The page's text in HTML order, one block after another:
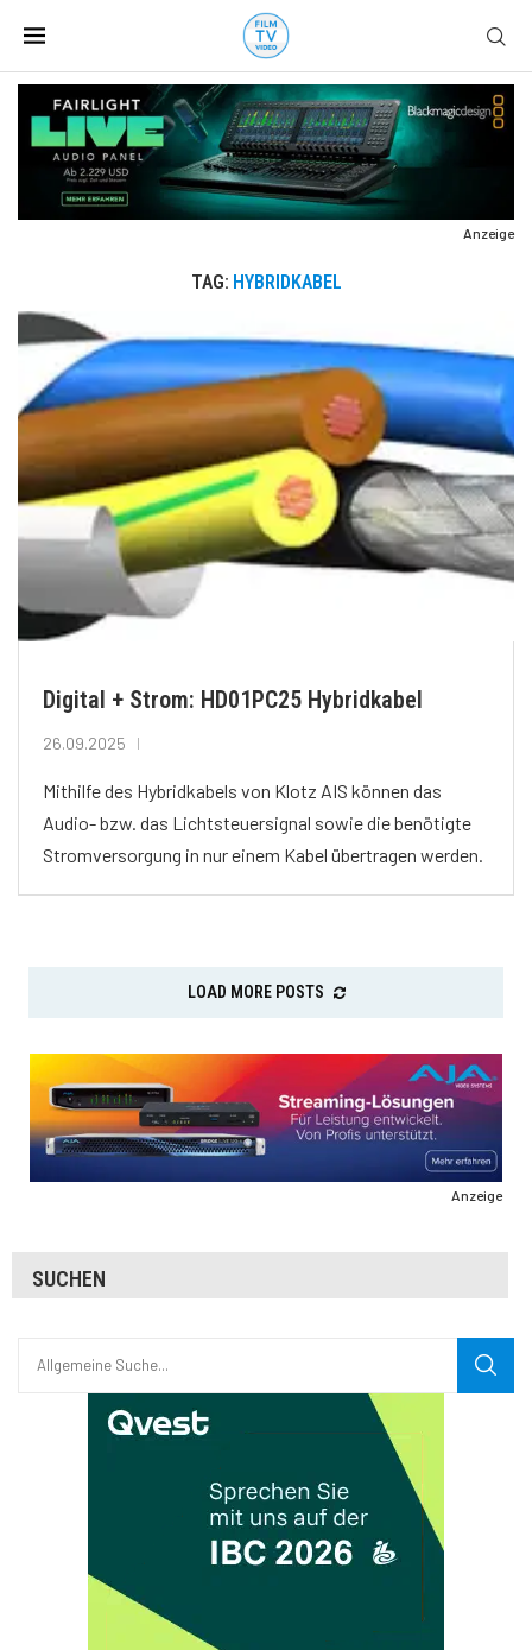
Anzeige
TAG: HYBRIDKABEL
Digital + Strom: HD01PC25 Hybridkabel
26.09.2025
Mithilfe des Hybridkabels von Klotz AIS können das
Audio- bzw. das Lichtsteuersignal sowie die benötigte
Stromversorgung in nur einem Kabel übertragen werden.
LOAD MORE POSTS
Anzeige
SUCHEN